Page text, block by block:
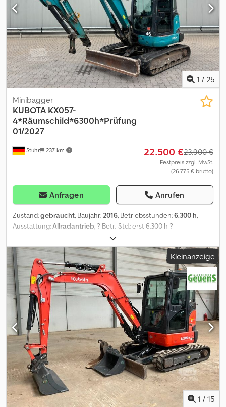
1 / 25
Stuhr 237 km
Minibagger
KUBOTA KX057-
4*Räumschild*6300h*Prüfung
01/2027
22.500 €23.900 €
Festpreis zzgl. MwSt.
(26.775 € brutto)
Anfragen Anrufen
Zustand:gebraucht, Baujahr:2016, Betriebsstunden:6.300 h,
Ausstattung:Allradantrieb, ? Betr.-Std.: erst 6.300 h ?
Seriennummer: WKFRGX0600Z080237 ? Baujahr 2016 ?
Räumschild ? 33,8 kW ? 4 x Hydraulikanschlüsse ? Schildbreite:
1.960 mm ? Gummiketten: 400 mm Djdpfsy Eauljx Aa Teck Alle
Angaben ohne Gewähr / Zwischenverkauf vorbehalten
Kleinanzeige
1 / 15